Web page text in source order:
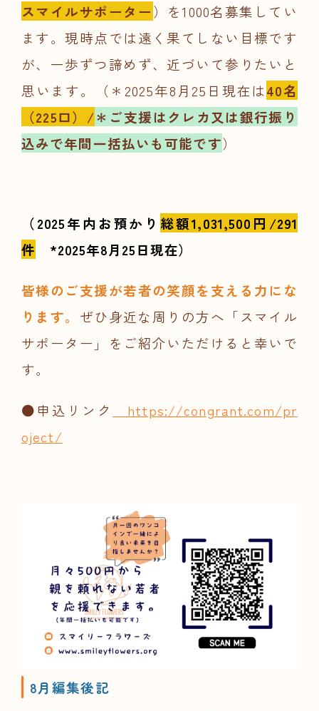
スマイルサポーター）を1000名募集してい
ます。現時点では遠く果てしない目標です
が、一歩ずつ諦めず、近づいて参りたいと
思います。（＊2025年8月25日現在は40名
（225口）/＊ご支援はクレカ又は銀行振り
込みで年間一括払いも可能です）
（2025年内お預かり 総額1,031,500円/291
件 *2025年8月25日現在）
皆様のご支援が若者の笑顔を支える力にな
ります。 ぜひ身近な周りの方へ「スマイル
サポーター」をご紹介いただけると幸いで
す。
●申込リンク
https://congrant.com/pr
oject/
8月編集後記